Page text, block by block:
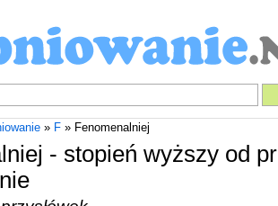
» F» Fenomenalniej
- stopień wyższy od